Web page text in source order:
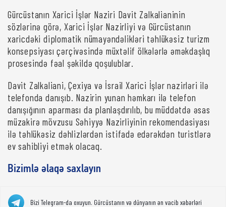
Gürcüstanın Xarici İşlər Naziri Davit Zalkalianinin
sözlərinə görə, Xarici İşlər Nazirliyi və Gürcüstanın
xaricdəki diplomatik nümayəndəlikləri təhlükəsiz turizm
konsepsiyası çərçivəsində müxtəlif ölkələrlə əməkdaşlıq
prosesində fəal şəkildə qoşulublar.
Davit Zalkaliani, Çexiya və İsrail Xarici İşlər nazirləri ilə
telefonda danışıb. Nazirin yunan həmkarı ilə telefon
danışığının aparması da planlaşdırılıb, bu müddətdə əsas
müzakirə mövzusu Səhiyyə Nazirliyinin rekomendasiyası
ilə təhlükəsiz dəhlizlərdən istifadə edərəkdən turistlərə
ev sahibliyi etmək olacaq.
Bizimlə əlaqə saxlayın
Bizi Telegram-da oxuyun. Gürcüstanın və dünyanın ən vacib xəbərləri